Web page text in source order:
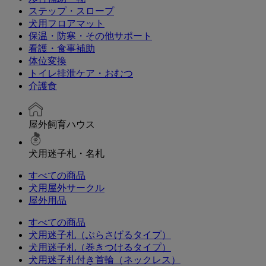
ステップ・スロープ
犬用フロアマット
保温・防寒・その他サポート
看護・食事補助
体位変換
トイレ排泄ケア・おむつ
介護食
屋外飼育ハウス
犬用迷子札・名札
すべての商品
犬用屋外サークル
屋外用品
すべての商品
犬用迷子札（ぶらさげるタイプ）
犬用迷子札（巻きつけるタイプ）
犬用迷子札付き首輪（ネックレス）